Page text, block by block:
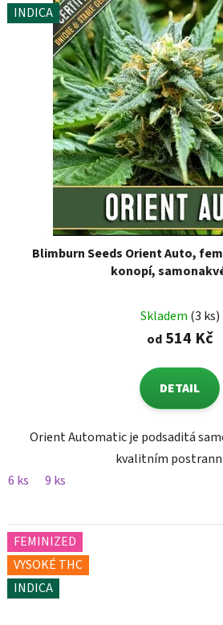
INDICA
Blimburn Seeds Orient Auto,
konopí,
Skladem (3 ks)
od514 Kč
DETAIL
Orient Automatic je podsaditá
kvalitním
6 ks
9 ks
FEMINIZED
VYSOKÉ THC
INDICA